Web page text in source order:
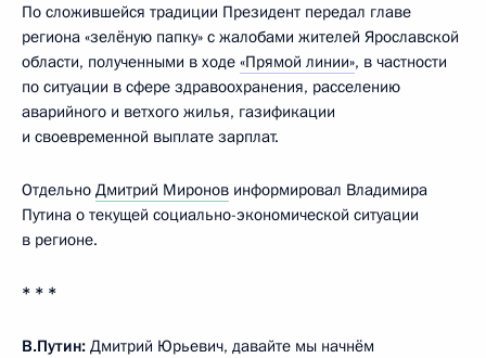
По сложившейся традиции Президент передал главе
региона «зелёную папку» с жалобами жителей Ярославской
области, полученными в ходе «Прямой линии», в частности
по ситуации в сфере здравоохранения, расселению
аварийного и ветхого жилья, газификации
и своевременной выплате зарплат.
Отдельно Дмитрий Миронов информировал Владимира
Путина о текущей социально-экономической ситуации
в регионе.
* * *
В.Путин: Дмитрий Юрьевич, давайте мы начнём